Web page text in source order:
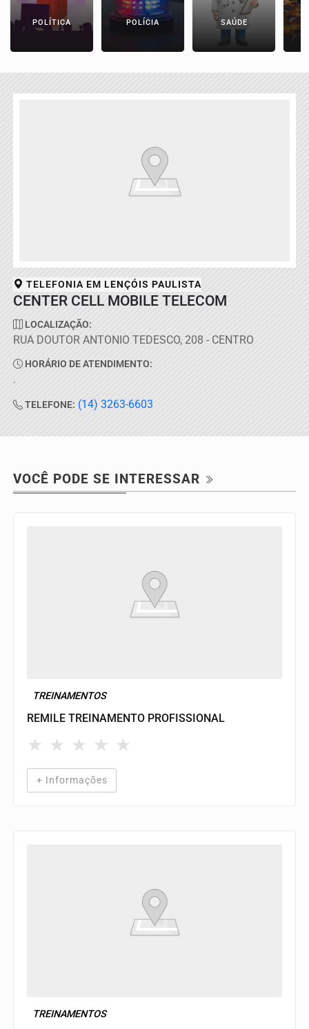
POLÍTICA POLÍCIA SAÚDE
TELEFONIA EM LENÇÓIS PAULISTA
CENTER CELL MOBILE TELECOM
LOCALIZAÇÃO:
RUA DOUTOR ANTONIO TEDESCO, 208 - CENTRO
HORÁRIO DE ATENDIMENTO:
.
TELEFONE: (14) 3263-6603
VOCÊ PODE SE INTERESSAR
TREINAMENTOS
REMILE TREINAMENTO PROFISSIONAL
★ ★ ★ ★ ★
+ Informações
TREINAMENTOS